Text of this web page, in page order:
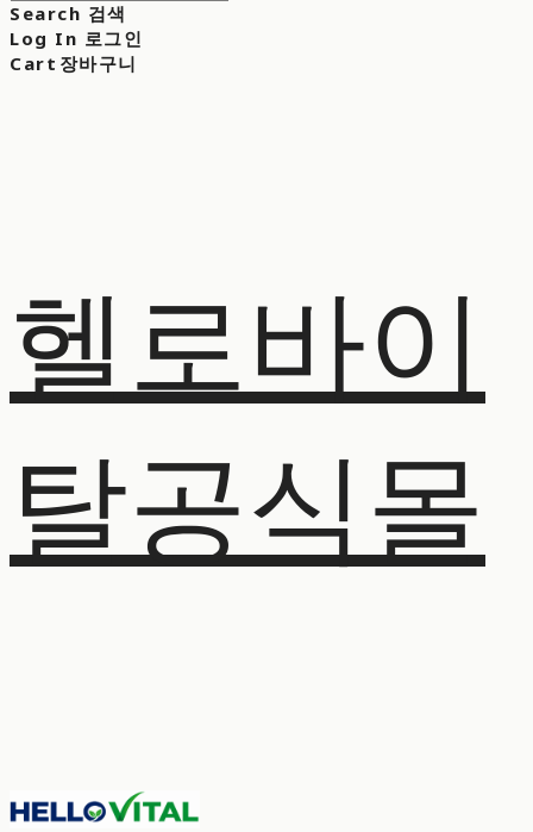
Search 검색
Log In 로그인
Cart 장바구니
헬로바이
탈공식몰